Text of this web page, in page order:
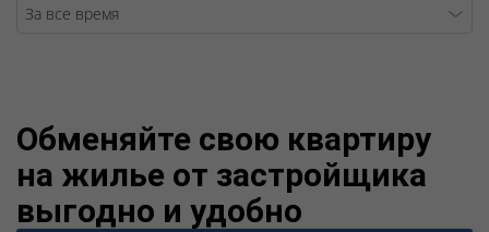
Обменяйте свою квартиру
на жилье от застройщика
выгодно и удобно